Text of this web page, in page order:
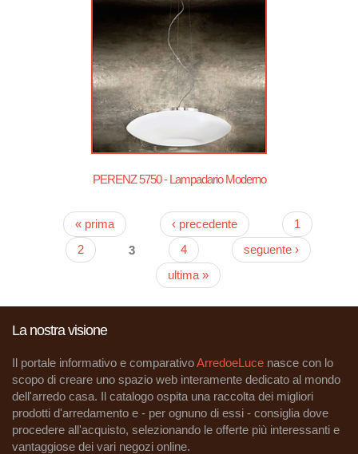
PERENZ 5750 - Lampadario Moderno
« prima ‹ precedente
1
2
3 4
seguente ›
ultima »
La nostra visione
Il portale informativo e comparativoArredoeLuce nasce con lo
scopo di creare uno spazio web interamente dedicato al mondo
dell'arredo casa. Il catalogo ospita una raccolta dei migliori
prodotti d'arredamento e - per ognuno di essi - consiglia dove
procedere all'acquisto, selezionando le offerte più interessanti e
vantaggiose dei vari negozi online.